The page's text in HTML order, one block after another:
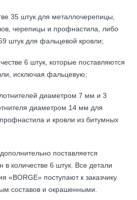
35 штук для металлочерепицы,
черепицы и профнастила, либо
штук для фальцевой кровли;
6 штук, которые поставляются
исключая фальцевую;
диаметром 7 мм и 3
диаметром 14 мм для
и кровли из битумных
поставляется
количестве 6 штук. Все детали
«BORGE» поступают к заказчику
составов и окрашенными.